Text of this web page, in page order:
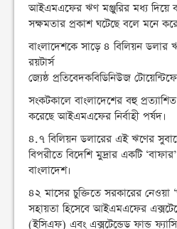
আইএমএফের ঋণ মঞ্জুরির মধ্য দিয়ে
সক্ষমতার প্রকাশ ঘটেছে বলে মনে করেন
বাংলাদেশকে সাড়ে ৪ বিলিয়ন
রয়টার্স
জ্যেষ্ঠ প্রতিবেদকবিডিনিউজ
সংকটকালে বাংলাদেশের বহু
করেছে আইএমএফের নির্বাহী পর্ষদ।
৪.৭ বিলিয়ন ডলারের এই ঋণের
বিপরীতে বিদেশি মুদ্রার একটি
বাংলাদেশ।
৪২ মাসের চুক্তিতে সরকারের নেওয়া
সহায়তা হিসেবে আইএমএফের
(ইসিএফ) এবং এক্সটেন্ডেড ফান্ড